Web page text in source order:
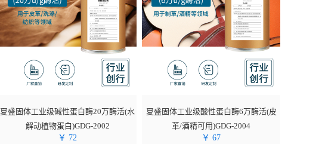
夏盛固体工业级碱性蛋白酶20万酶活(水
解动植物蛋白)GDG-2002
￥ 72
夏盛固体工业级酸性蛋白酶6万酶活(皮
革/酒精可用)GDG-2004
￥ 67